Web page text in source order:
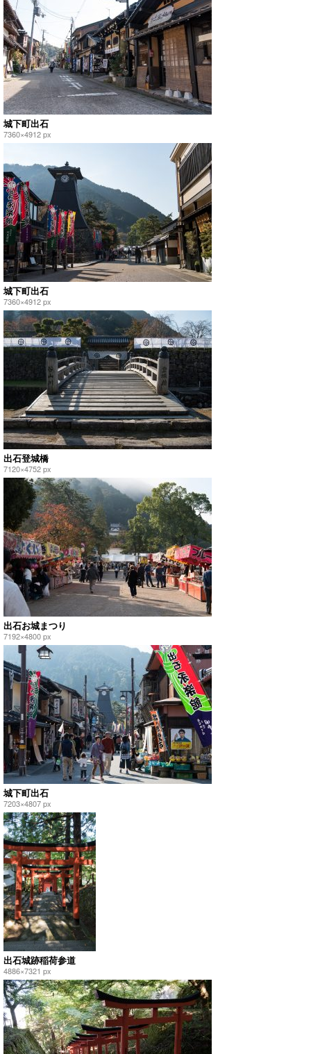
城下町出石
7360×4912 px
城下町出石
7360×4912 px
出石登城橋
7120×4752 px
出石お城まつり
7192×4800 px
城下町出石
7203×4807 px
出石城跡稲荷参道
4886×7321 px